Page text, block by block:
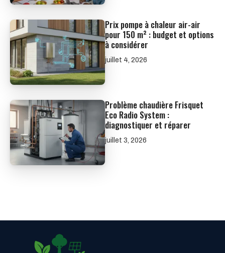
Prix pompe à chaleur air-air
pour 150 m² : budget et options
à considérer
juillet 4, 2026
Problème chaudière Frisquet
Eco Radio System :
diagnostiquer et réparer
juillet 3, 2026